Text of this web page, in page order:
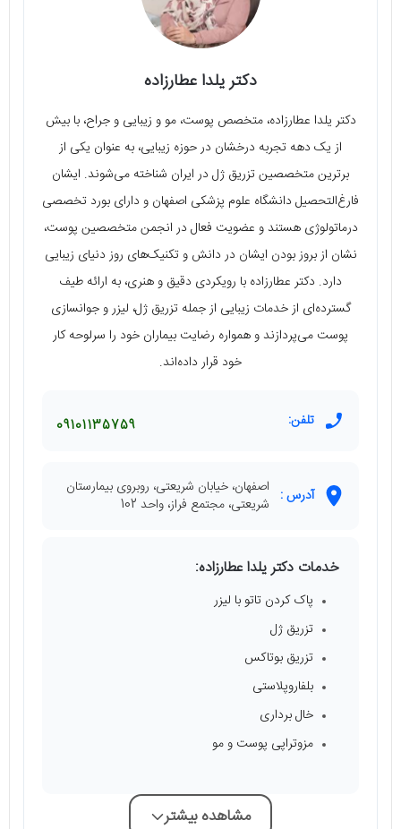
دکتر یلدا عطارزاده
دکتر یلدا عطارزاده، متخصص پوست، مو و زیبایی و جراح، با بیش
از یک دهه تجربه درخشان در حوزه زیبایی، به عنوان یکی از
برترین متخصصین تزریق ژل در ایران شناخته می‌شوند. ایشان
فارغ‌التحصیل دانشگاه علوم پزشکی اصفهان و دارای بورد تخصصی
درماتولوژی هستند و عضویت فعال در انجمن متخصصین پوست،
نشان از بروز بودن ایشان در دانش و تکنیک‌های روز دنیای زیبایی
دارد. دکتر عطارزاده با رویکردی دقیق و هنری، به ارائه طیف
گسترده‌ای از خدمات زیبایی از جمله تزریق ژل، لیزر و جوانسازی
پوست می‌پردازند و همواره رضایت بیماران خود را سرلوحه کار
خود قرار داده‌اند.
تلفن: 09101135759
آدرس : اصفهان، خیابان شریعتی، روبروی بیمارستان
شریعتی، مجتمع فراز، واحد 102
خدمات دکتر یلدا عطارزاده:
پاک کردن تاتو با لیزر
تزریق ژل
تزریق بوتاکس
بلفاروپلاستی
خال برداری
مزوتراپی پوست و مو
مشاهده بیشتر